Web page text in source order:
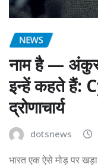
NEWS
नाम है —
इन्हें कहते हैं:
द्रोणाचार्य
dotsnews
भारत एक ऐसे मोड़ पर